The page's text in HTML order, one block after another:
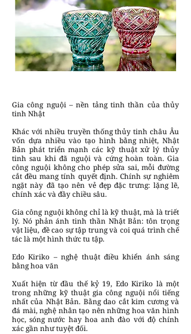
Gia công nguội – nền tảng tinh thần của thủy
tinh Nhật
Khác với nhiều truyền thống thủy tinh châu Âu
vốn dựa nhiều vào tạo hình bằng nhiệt, Nhật
Bản phát triển mạnh các kỹ thuật xử lý thủy
tinh sau khi đã nguội và cứng hoàn toàn. Gia
công nguội không cho phép sửa sai, mỗi đường
cắt đều mang tính quyết định. Chính sự nghiêm
ngặt này đã tạo nên vẻ đẹp đặc trưng: lặng lẽ,
chính xác và đầy chiều sâu.
Gia công nguội không chỉ là kỹ thuật, mà là triết
lý. Nó phản ánh tinh thần Nhật Bản: tôn trọng
vật liệu, đề cao sự tập trung và coi quá trình chế
tác là một hình thức tu tập.
Edo Kiriko – nghệ thuật điều khiển ánh sáng
bằng hoa văn
Xuất hiện từ đầu thế kỷ 19, Edo Kiriko là một
trong những kỹ thuật gia công nguội nổi tiếng
nhất của Nhật Bản. Bằng dao cắt kim cương và
đá mài, nghệ nhân tạo nên những hoa văn hình
học, sóng nước hay hoa anh đào với độ chính
xác gần như tuyệt đối.